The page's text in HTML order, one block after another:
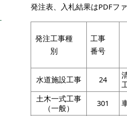
発注表、入札結果はPDFファ
発注工事種
別
工事
番号
水道施設工事 24
土木一式工事
（一般）
301